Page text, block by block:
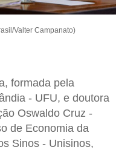
Valter Campanato)
formada pela
- UFU, e doutora
Oswaldo Cruz -
de Economia da
Sinos - Unisinos,